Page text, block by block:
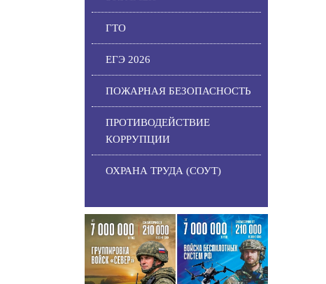
ГТО
ЕГЭ 2026
ПОЖАРНАЯ БЕЗОПАСНОСТЬ
ПРОТИВОДЕЙСТВИЕ
КОРРУПЦИИ
ОХРАНА ТРУДА (СОУТ)